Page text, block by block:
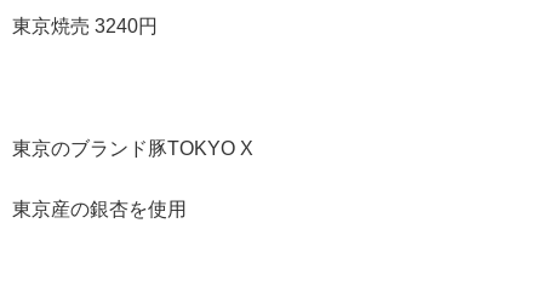
東京焼売 3240円
東京のブランド豚TOKYO X
東京産の銀杏を使用